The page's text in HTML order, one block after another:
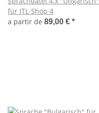
für JTL-Shop 4
a partir de 89,00 € *